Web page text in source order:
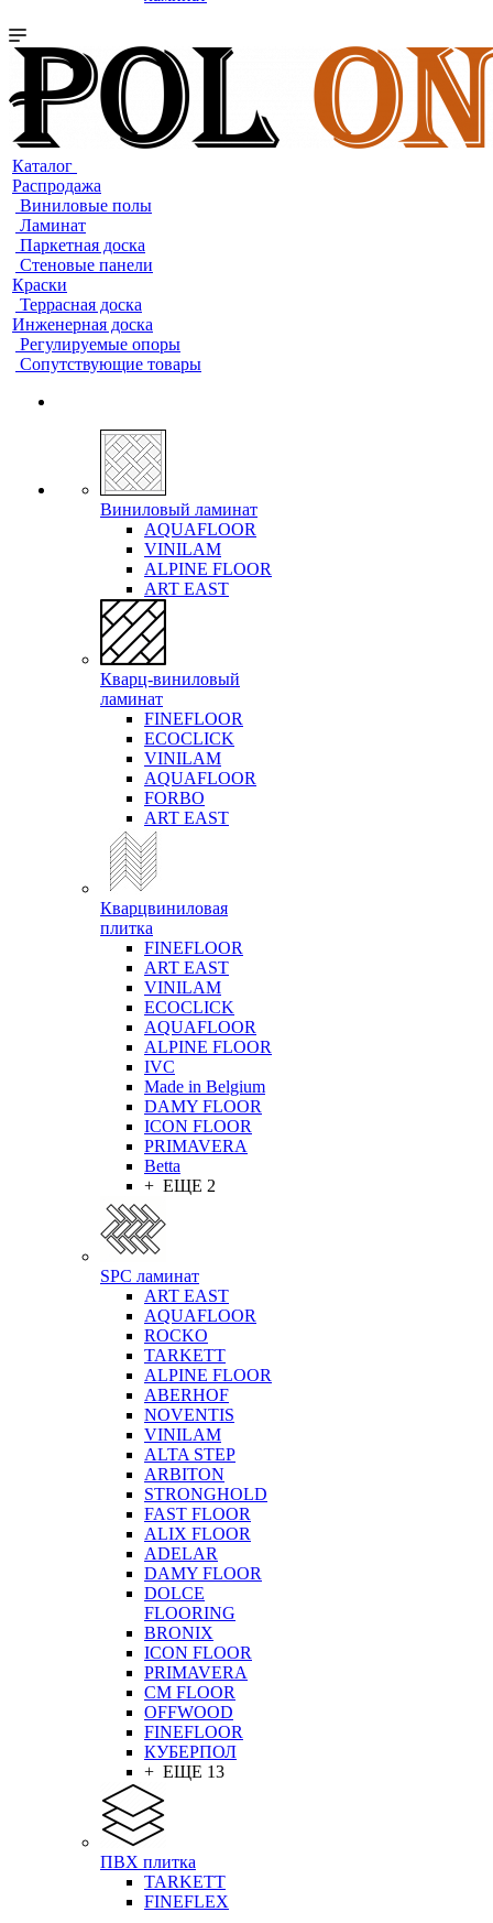
Каталог
Распродажа
Виниловые полы
Ламинат
Паркетная доска
Стеновые панели
Краски
Террасная доска
Инженерная доска
Регулируемые опоры
Сопутствующие товары
Виниловый ламинат
AQUAFLOOR
VINILAM
ALPINE FLOOR
ART EAST
Кварц-виниловый
ламинат
FINEFLOOR
ECOCLICK
VINILAM
AQUAFLOOR
FORBO
ART EAST
Кварцвиниловая
плитка
FINEFLOOR
ART EAST
VINILAM
ECOCLICK
AQUAFLOOR
ALPINE FLOOR
IVC
Made in Belgium
DAMY FLOOR
ICON FLOOR
PRIMAVERA
Betta
+ ЕЩЕ 2
SPC ламинат
ART EAST
AQUAFLOOR
ROCKO
TARKETT
ALPINE FLOOR
ABERHOF
NOVENTIS
VINILAM
ALTA STEP
ARBITON
STRONGHOLD
FAST FLOOR
ALIX FLOOR
ADELAR
DAMY FLOOR
DOLCE
FLOORING
BRONIX
ICON FLOOR
PRIMAVERA
CM FLOOR
OFFWOOD
FINEFLOOR
КУБЕРПОЛ
+ ЕЩЕ 13
ПВХ плитка
TARKETT
FINEFLEX